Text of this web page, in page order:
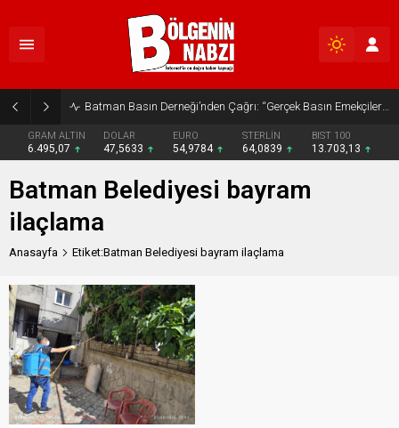
Batman Basın Derneği’nden Çağrı: “Gerçek Basın Emekçileri Desteklenmeli”
GRAM ALTIN
6.495,07
DOLAR
47,5633
EURO
54,9784
STERLİN
64,0839
BIST 100
13.703,13
Batman Belediyesi bayram
ilaçlama
Anasayfa Etiket:Batman Belediyesi bayram ilaçlama